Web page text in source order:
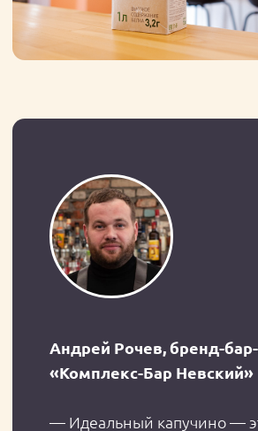
разносит напитки.
Высокое качество молока продлевает
молока. Почему это так важно, объясним
чуть позже.
Тем, кто только знакомятся с линейкой,